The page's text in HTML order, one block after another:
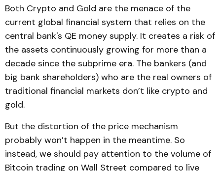
Both Crypto and Gold are the menace of the
current global financial system that relies on the
central bank's QE money supply. It creates a risk of
the assets continuously growing for more than a
decade since the subprime era. The bankers (and
big bank shareholders) who are the real owners of
traditional financial markets don’t like crypto and
gold.
But the distortion of the price mechanism
probably won’t happen in the meantime. So
instead, we should pay attention to the volume of
Bitcoin trading on Wall Street compared to live